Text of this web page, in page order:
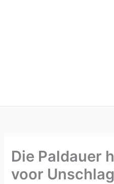
Die Paldauer
voor